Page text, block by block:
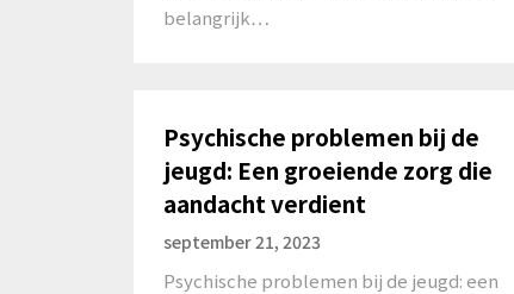
belangrijk…
Psychische problemen bij de
jeugd: Een groeiende zorg die
aandacht verdient
september 21, 2023
Psychische problemen bij de jeugd: een